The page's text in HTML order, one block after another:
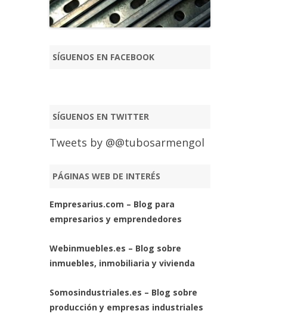
SÍGUENOS EN FACEBOOK
SÍGUENOS EN TWITTER
Tweets by @@tubosarmengol
PÁGINAS WEB DE INTERÉS
Empresarius.com – Blog para
empresarios y emprendedores
Webinmuebles.es – Blog sobre
inmuebles, inmobiliaria y vivienda
Somosindustriales.es – Blog sobre
producción y empresas industriales